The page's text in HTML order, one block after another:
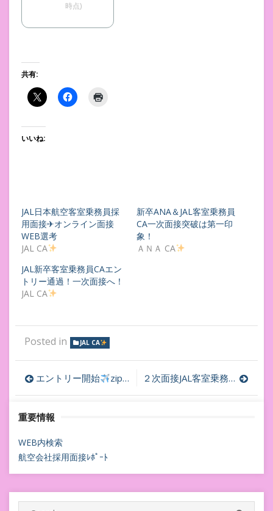
時点)
共有:
いいね:
JAL日本航空客室乗務員採
用面接✈︎オンライン面接
WEB選考
JAL CA
新卒ANA＆JAL客室乗務員
CA一次面接突破は第一印
象！
ＡＮＡ CA
JAL新卒客室乗務員CAエン
トリー通過！一次面接へ！
JAL CA
Posted in JAL CA
投
稿
ナ
ビ
ゲ
ー
エントリー開始 zipairtokyo客室乗務員採用面接内定への道程 ２次面接JAL客室乗務員採用面接内定への道程
重要情報
WEB内検索
航空会社採用面接ﾚﾎﾟｰﾄ
Search